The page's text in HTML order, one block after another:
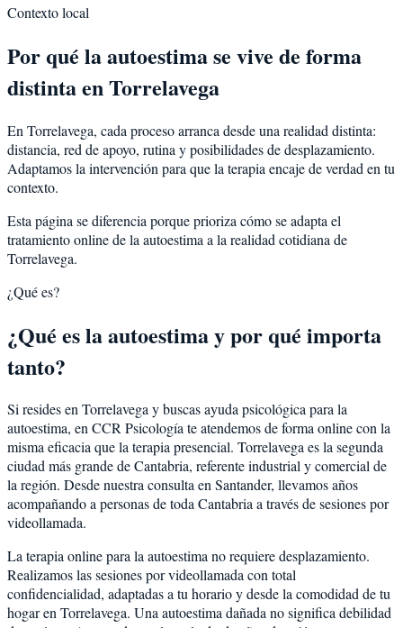
Contexto local
Por qué la autoestima se vive de forma
distinta en Torrelavega
En Torrelavega, cada proceso arranca desde una realidad distinta:
distancia, red de apoyo, rutina y posibilidades de desplazamiento.
Adaptamos la intervención para que la terapia encaje de verdad en tu
contexto.
Esta página se diferencia porque prioriza cómo se adapta el
tratamiento online de la autoestima a la realidad cotidiana de
Torrelavega.
¿Qué es?
¿Qué es la autoestima y por qué importa
tanto?
Si resides en Torrelavega y buscas ayuda psicológica para la
autoestima, en CCR Psicología te atendemos de forma online con la
misma eficacia que la terapia presencial. Torrelavega es la segunda
ciudad más grande de Cantabria, referente industrial y comercial de
la región. Desde nuestra consulta en Santander, llevamos años
acompañando a personas de toda Cantabria a través de sesiones por
videollamada.
La terapia online para la autoestima no requiere desplazamiento.
Realizamos las sesiones por videollamada con total
confidencialidad, adaptadas a tu horario y desde la comodidad de tu
hogar en Torrelavega. Una autoestima dañada no significa debilidad